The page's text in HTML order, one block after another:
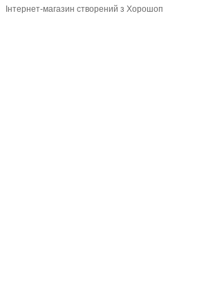
Інтернет-магазин створений з Хорошоп